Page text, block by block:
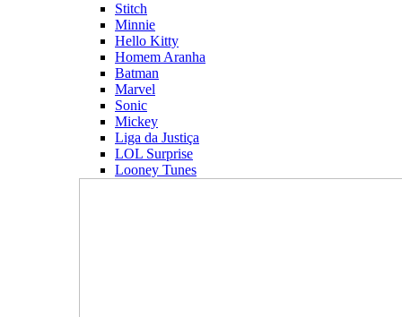
Stitch
Minnie
Hello Kitty
Homem Aranha
Batman
Marvel
Sonic
Mickey
Liga da Justiça
LOL Surprise
Looney Tunes